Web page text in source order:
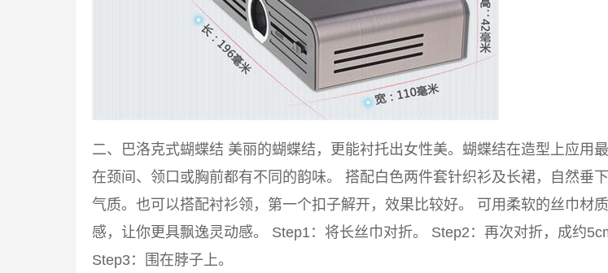
二、巴洛克式蝴蝶结 美丽的蝴蝶结，更能衬托出女性美。蝴蝶结在造型上应用
在颈间、领口或胸前都有不同的韵味。 搭配白色两件套针织衫及长裙，自然垂
气质。也可以搭配衬衫领，第一个扣子解开，效果比较好。 可用柔软的丝巾材
感，让你更具飘逸灵动感。 Step1：将长丝巾对折。 Step2：再次对折，成约
Step3：围在脖子上。